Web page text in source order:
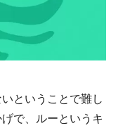
ということで難し
で、ルーというキ